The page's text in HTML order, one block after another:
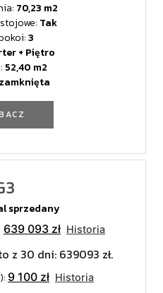
70,23
Tak
3
+ Piętro
52,40
zamknięta
sprzedany
639 093 zł Historia
z 30 dni: 639093 zł.
9 100 zł Historia